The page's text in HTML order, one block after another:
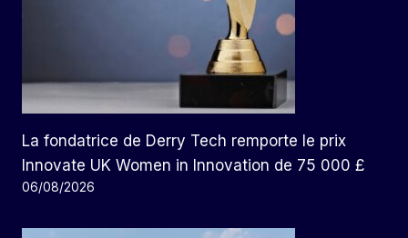
La fondatrice de Derry Tech remporte le prix
Innovate UK Women in Innovation de 75 000 £
06/08/2026